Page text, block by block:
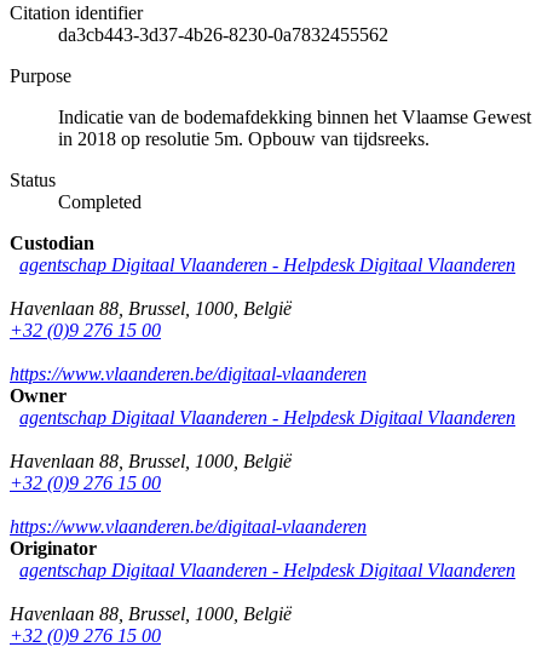
Citation identifier
da3cb443-3d37-4b26-8230-0a7832455562
Purpose
Indicatie van de bodemafdekking binnen het Vlaamse Gewest
in 2018 op resolutie 5m. Opbouw van tijdsreeks.
Status
Completed
Custodian
agentschap Digitaal Vlaanderen - Helpdesk Digitaal Vlaanderen
Havenlaan 88 Brussel 1000 België
+32 (0)9 276 15 00
https://www.vlaanderen.be/digitaal-vlaanderen
Owner
agentschap Digitaal Vlaanderen - Helpdesk Digitaal Vlaanderen
Havenlaan 88 Brussel 1000 België
+32 (0)9 276 15 00
https://www.vlaanderen.be/digitaal-vlaanderen
Originator
agentschap Digitaal Vlaanderen - Helpdesk Digitaal Vlaanderen
Havenlaan 88 Brussel 1000 België
+32 (0)9 276 15 00